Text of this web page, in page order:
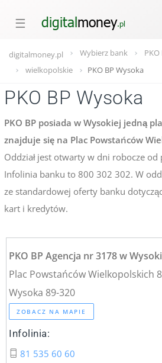
☰
digitalmoney.pl Wybierz bank
PKO
wielkopolskie
PKO BP Wysoka
PKO BP Wysoka
PKO BP posiada w Wysokiej jedną
znajduje się na Plac Powstańców
Oddział jest otwarty w dni robocze od
Infolinia banku to 800 302 302. W
ze standardowej oferty banku
kart i kredytów.
PKO BP Agencja nr 3178 w
Plac Powstańców Wielkopolskich
Wysoka 89-320
ZOBACZ NA MAPIE
Infolinia:
81 535 60 60